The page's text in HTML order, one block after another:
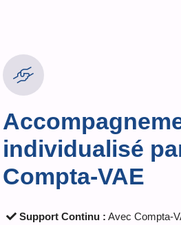
individualisé
Compta-VAE
Support Continu : Avec Compta-